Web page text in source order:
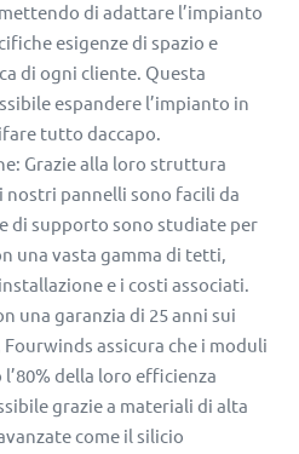
di adattare l’impianto
esigenze di spazio e
di ogni cliente. Questa
espandere l’impianto in
tutto daccapo.
Grazie alla loro struttura
nostri pannelli sono facili da
di supporto sono studiate per
una vasta gamma di tetti,
e i costi associati.
una garanzia di 25 anni sui
assicura che i moduli
della loro efficienza
grazie a materiali di alta
come il silicio